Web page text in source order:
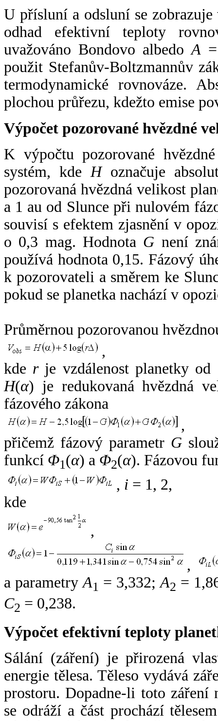
U přísluní a odsluní se
odhad efektivní teploty
uvažováno Bondovo albedoA
použit Stefanův-Boltzmannův
termodynamické rovnováze.
plochou průřezu, kdežto emise
Výpočet pozorované hvězdné
K výpočtu pozorované
systém, kde Hoznačuje
pozorovaná hvězdná velikost
a 1 au od Slunce při nulovém
souvisí s efektem zjasnění v
o 0,3 mag. Hodnota G není
používá hodnota 0,15. Fázový
k pozorovateli a směrem ke
pokud se planetka nachází v
Průměrnou pozorovanou
,
kde rje vzdálenost planetky od
H(α) je redukovaná hvězdná
fázového zákona
,
přičemž fázový parametr G
funkcí Φ1(α) a Φ2(α). Fázovou
, i = 1, 2,
kde
,
,
a parametryA1 = 3,332;A2 =
C2 = 0,238.
Výpočet efektivní teploty
Sálání (záření) je přirozená
energie tělesa. Těleso vydává
prostoru. Dopadne-li toto záření
se odráží a část prochází